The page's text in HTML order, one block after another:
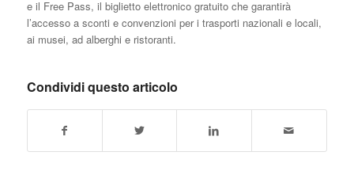
e il Free Pass, il biglietto elettronico gratuito che garantirà
l’accesso a sconti e convenzioni per i trasporti nazionali e locali,
ai musei, ad alberghi e ristoranti.
Condividi questo articolo